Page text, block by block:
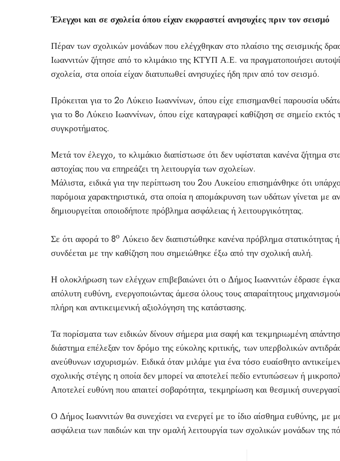
Έλεγχοι και σε σχολεία όπου είχαν εκφραστεί ανησυχίες πριν τον σεισμό
Πέραν των σχολικών μονάδων που ελέγχθηκαν στο πλαίσιο της σεισμικής
Ιωαννιτών ζήτησε από το κλιμάκιο της ΚΤΥΠ Α.Ε. να πραγματοποιήσει
σχολεία, στα οποία είχαν διατυπωθεί ανησυχίες ήδη πριν από τον σεισμό.
Πρόκειται για το 2ο Λύκειο Ιωαννίνων, όπου είχε επισημανθεί παρουσία
για το 8ο Λύκειο Ιωαννίνων, όπου είχε καταγραφεί καθίζηση σε σημείο εκτός
συγκροτήματος.
Μετά τον έλεγχο, το κλιμάκιο διαπίστωσε ότι δεν υφίσταται κανένα ζήτημα
αστοχίας που να επηρεάζει τη λειτουργία των σχολείων.
Μάλιστα, ειδικά για την περίπτωση του 2ου Λυκείου επισημάνθηκε ότι
παρόμοια χαρακτηριστικά, στα οποία η απομάκρυνση των υδάτων γίνεται με
δημιουργείται οποιοδήποτε πρόβλημα ασφάλειας ή λειτουργικότητας.
Σε ότι αφορά το 8ο Λύκειο δεν διαπιστώθηκε κανένα πρόβλημα στατικότητας
συνδέεται με την καθίζηση που σημειώθηκε έξω από την σχολική αυλή.
Η ολοκλήρωση των ελέγχων επιβεβαιώνει ότι ο Δήμος Ιωαννιτών έδρασε
απόλυτη ευθύνη, ενεργοποιώντας άμεσα όλους τους απαραίτητους
πλήρη και αντικειμενική αξιολόγηση της κατάστασης.
Τα πορίσματα των ειδικών δίνουν σήμερα μια σαφή και τεκμηριωμένη
διάστημα επέλεξαν τον δρόμο της εύκολης κριτικής, των υπερβολικών
ανεύθυνων ισχυρισμών. Ειδικά όταν μιλάμε για ένα τόσο ευαίσθητο
σχολικής στέγης η οποία δεν μπορεί να αποτελεί πεδίο εντυπώσεων ή
Αποτελεί ευθύνη που απαιτεί σοβαρότητα, τεκμηρίωση και θεσμική
Ο Δήμος Ιωαννιτών θα συνεχίσει να ενεργεί με το ίδιο αίσθημα ευθύνης, με
ασφάλεια των παιδιών και την ομαλή λειτουργία των σχολικών μονάδων της